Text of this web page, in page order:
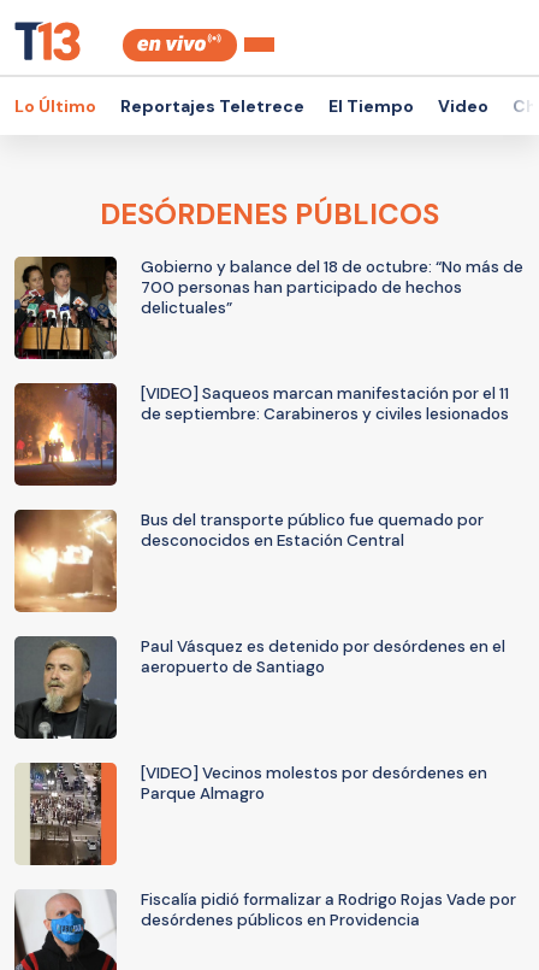
Lo Último Reportajes Teletrece El Tiempo Video
DESÓRDENES PÚBLICOS
Gobierno y balance del 18 de octubre: “No más de
700 personas han participado de hechos
delictuales”
[VIDEO] Saqueos marcan manifestación por el 11
de septiembre: Carabineros y civiles lesionados
Bus del transporte público fue quemado por
desconocidos en Estación Central
Paul Vásquez es detenido por desórdenes en el
aeropuerto de Santiago
[VIDEO] Vecinos molestos por desórdenes en
Parque Almagro
Fiscalía pidió formalizar a Rodrigo Rojas Vade por
desórdenes públicos en Providencia